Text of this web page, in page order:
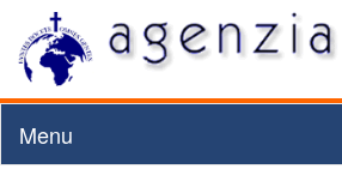
Menu